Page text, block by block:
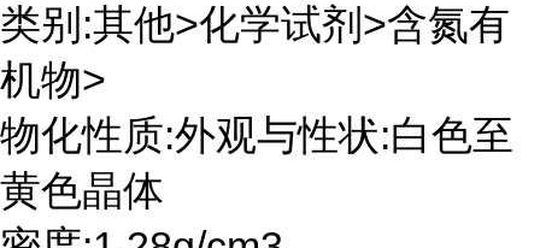
类别:其他>化学试剂>含氮有
机物>
物化性质:外观与性状:白色至
黄色晶体